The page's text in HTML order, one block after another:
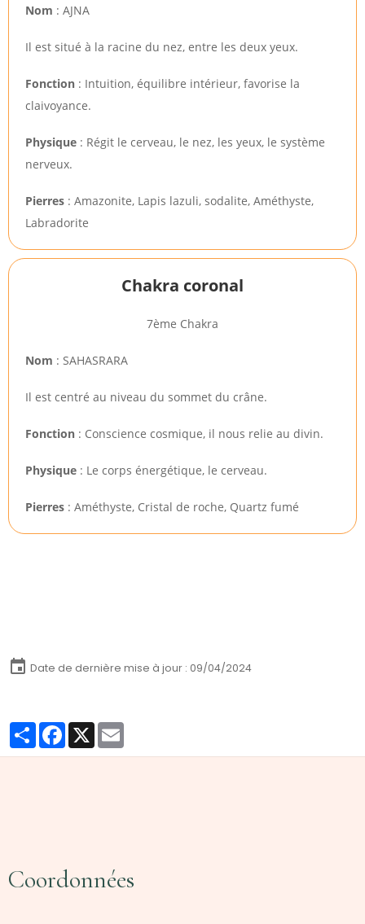
Nom : AJNA
Il est situé à la racine du nez, entre les deux yeux.
Fonction : Intuition, équilibre intérieur, favorise la
claivoyance.
Physique : Régit le cerveau, le nez, les yeux, le système
nerveux.
Pierres : Amazonite, Lapis lazuli, sodalite, Améthyste,
Labradorite
Chakra coronal
7ème Chakra
Nom : SAHASRARA
Il est centré au niveau du sommet du crâne.
Fonction : Conscience cosmique, il nous relie au divin.
Physique : Le corps énergétique, le cerveau.
Pierres : Améthyste, Cristal de roche, Quartz fumé
Date de dernière mise à jour : 09/04/2024
PartagerFacebook
X
Coordonnées